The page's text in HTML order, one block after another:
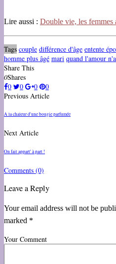
Lire aussi : Double vie, les femmes
Tags couple différence d'âge entente
homme plus âgé mari quand l'amour
Share This
0Shares
0
0 0
0
Previous Article
A la chaleur d'une bougie parfumée
Next Article
On fait appart' à part !
Comments (0)
Leave a Reply
Your email address will not be
marked *
Your Comment